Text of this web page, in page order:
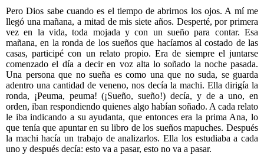
Pero Dios sabe cuando es el tiempo de abrirnos los ojos. A mí me
llegó una mañana, a mitad de mis siete años. Desperté, por primera
vez en la vida, toda mojada y con un sueño para contar. Esa
mañana, en la ronda de los sueños que hacíamos al costado de las
casas, participé con un relato propio. Era de siempre el juntarse
comenzado el día a decir en voz alta lo soñado la noche pasada.
Una persona que no sueña es como una que no suda, se guarda
adentro una cantidad de veneno, nos decía la machi. Ella dirigía la
ronda, ¡Peuma, peuma! (¡Sueño, sueño!) decía, y de a uno, en
orden, iban respondiendo quienes algo habían soñado. A cada relato
le iba indicando a su ayudanta, que entonces era la prima Ana, lo
que tenía que apuntar en su libro de los sueños mapuches. Después
la machi hacía un trabajo de analizarlos. Ella los estudiaba a cada
uno y después decía: esto va a pasar, esto no va a pasar.